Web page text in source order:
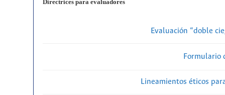
Directrices para evaluadores
Evaluación “doble
Formulario
Lineamientos éticos